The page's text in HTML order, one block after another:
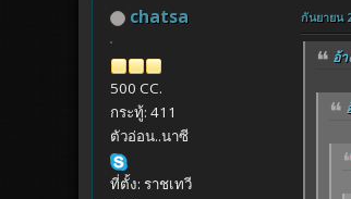
chatsa
500 CC.
กระทู้: 411
ตัวอ่อน..นาซี
ที่ตั้ง: ราชเทวี
กันยายน
อ้